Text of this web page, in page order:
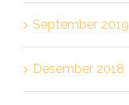
September 2019
Desember 2018